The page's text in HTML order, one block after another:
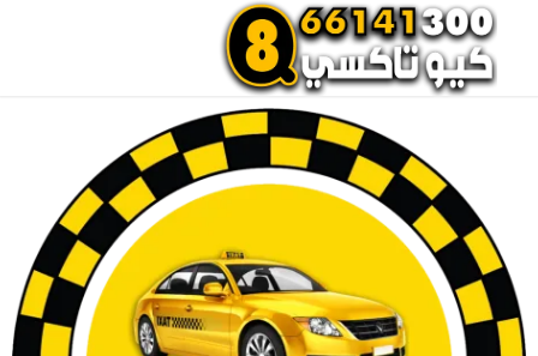
احجز تاكسي الان